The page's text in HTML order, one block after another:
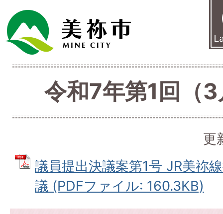
令和7年第1回（
更
議員提出決議案第1号 JR美祢
議 (PDFファイル: 160.3KB)